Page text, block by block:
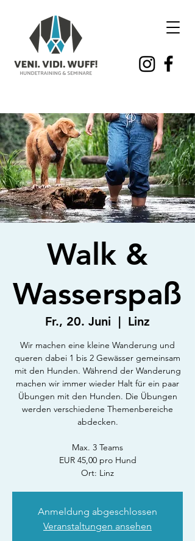
Walk &
Wasserspaß
Fr., 20. Juni
  |
Linz
Wir machen eine kleine Wanderung und
queren dabei 1 bis 2 Gewässer gemeinsam
mit den Hunden. Während der Wanderung
machen wir immer wieder Halt für ein paar
Übungen mit den Hunden. Die Übungen
werden verschiedene Themenbereiche
abdecken.
Max. 3 Teams
EUR 45,00 pro Hund
Ort: Linz
Anmeldung abgeschlossen
Veranstaltungen ansehen